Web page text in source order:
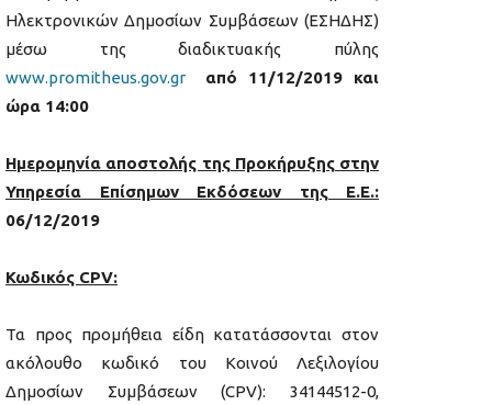
Ηλεκτρονικών Δημοσίων Συμβάσεων (ΕΣΗΔΗΣ)
μέσω της διαδικτυακής πύλης
www.promitheus.gov.gr
από 11/12/2019 και
ώρα 14:00
Ημερομηνία αποστολής της Προκήρυξης στην
Υπηρεσία Επίσημων Εκδόσεων της Ε.E.:
06/12/2019
Κωδικός CPV:
Τα προς προμήθεια είδη κατατάσσονται στον
ακόλουθο κωδικό του Κοινού Λεξιλογίου
Δημοσίων Συμβάσεων (CPV): 34144512-0,